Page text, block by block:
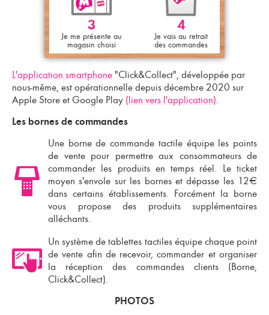
3
Je me présente au
magasin choisi
4
Je vais au retrait
des commandes
L'application smartphone "Click&Collect", développée par
nous-même, est opérationnelle depuis décembre 2020 sur
Apple Store et Google Play (lien vers l'application).
Les bornes de commandes
Une borne de commande tactile équipe les points
de vente pour permettre aux consommateurs de
commander les produits en temps réel. Le ticket
moyen s'envole sur les bornes et dépasse les 12€
dans certains établissements. Forcément la borne
vous propose des produits supplémentaires
alléchants.
Un système de tablettes tactiles équipe chaque point
de vente afin de recevoir, commander et organiser
la réception des commandes clients (Borne,
Click&Collect).
PHOTOS